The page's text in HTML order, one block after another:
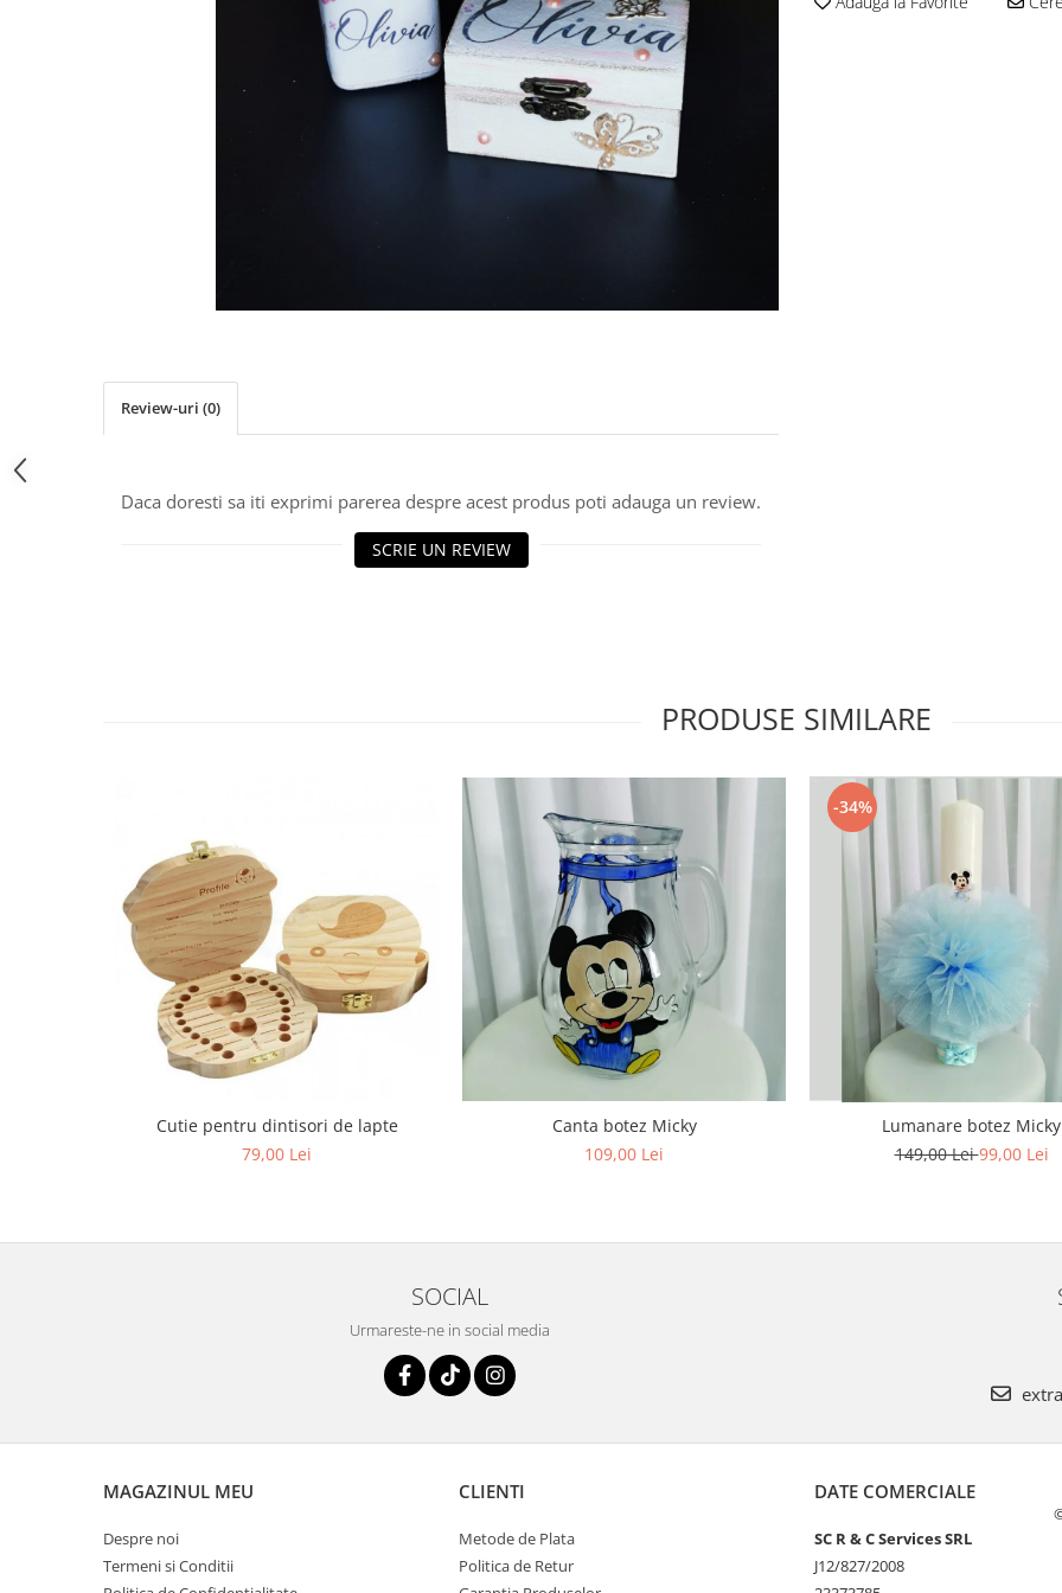
Toamna și Halloween
Valentine's Day
Buchete extravagante
Review-uri (0)
Daca doresti sa iti exprimi parerea despre acest produs poti adauga un review.
SCRIE UN REVIEW
PRODUSE SIMILARE
Cutie pentru dintisori de lapte
79,00 Lei
Canta botez Micky
109,00 Lei
-34%
Lumanare botez Micky
149,00 Lei99,00 Lei
SOCIAL
Urmareste-ne in social media
MAGAZINUL MEU
Despre noi
Termeni si Conditii
CLIENTI
Metode de Plata
Politica de Retur
DATE COMERCIALE
SC R & C Services SRL
J12/827/2008